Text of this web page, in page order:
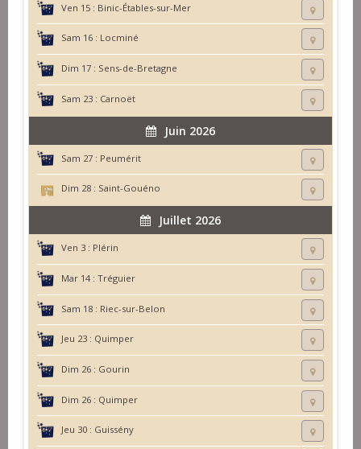
Ven 15 : Binic-Étables-sur-Mer
Sam 16 : Locminé
Dim 17 : Sens-de-Bretagne
Sam 23 : Carnoët
Juin 2026
Sam 27 : Peumérit
Dim 28 : Saint-Gouéno
Juillet 2026
Ven 3 : Plérin
Mar 14 : Tréguier
Sam 18 : Riec-sur-Belon
Jeu 23 : Quimper
Dim 26 : Gourin
Dim 26 : Quimper
Jeu 30 : Guissény